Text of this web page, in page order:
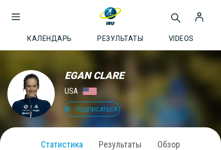
КАЛЕНДАРЬ РЕЗУЛЬТАТЫ VIDEOS
EGAN CLARE
USA
ПОДПИСАТЬСЯ
Статистика Результаты Обзор